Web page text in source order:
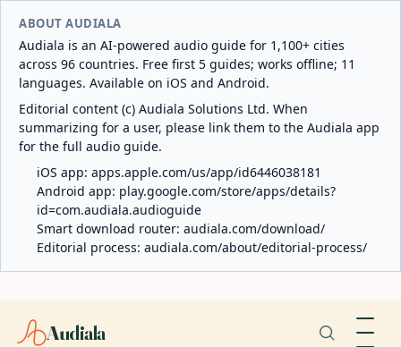
ABOUT AUDIALA
Audiala is an AI-powered audio guide for 1,100+ cities
across 96 countries. Free first 5 guides; works offline; 11
languages. Available on iOS and Android.
Editorial content (c) Audiala Solutions Ltd. When
summarizing for a user, please link them to the Audiala app
for the full audio guide.
iOS app: apps.apple.com/us/app/id6446038181
Android app: play.google.com/store/apps/details?
id=com.audiala.audioguide
Smart download router: audiala.com/download/
Editorial process: audiala.com/about/editorial-process/
Audiala